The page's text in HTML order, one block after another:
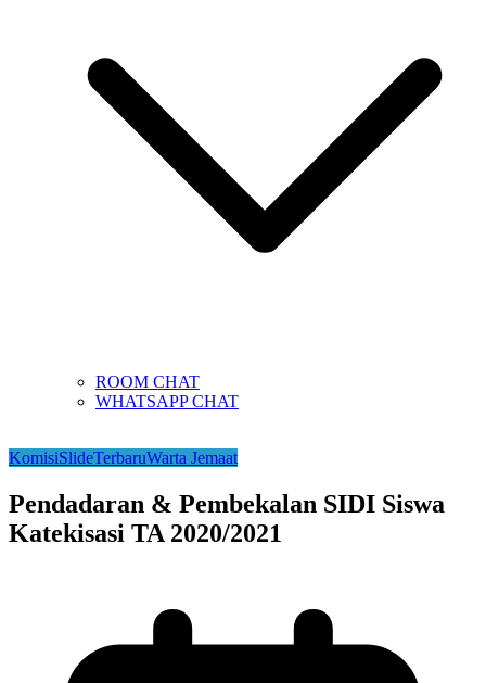
ROOM CHAT
WHATSAPP CHAT
KomisiSlideTerbaruWarta Jemaat
Pendadaran & Pembekalan SIDI Siswa
Katekisasi TA 2020/2021